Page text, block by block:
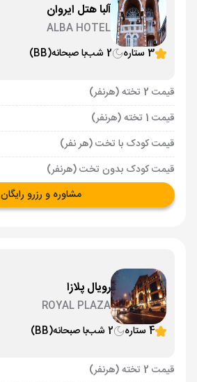
آلبا هتل ایروان
ALBA HOTEL
3 ستاره
2 شب با صبحانه(BB)
قیمت 2 تخته (هرنفر)
قیمت 1 تخته (هرنفر)
قیمت کودک با تخت (هر نفر)
قیمت کودک بدون تخت (هرنفر)
مشاوره و رزرو رایگان
رویال پلازا
ROYAL PLAZA
4 ستاره
2 شب با صبحانه(BB)
قیمت 2 تخته (هرنفر)